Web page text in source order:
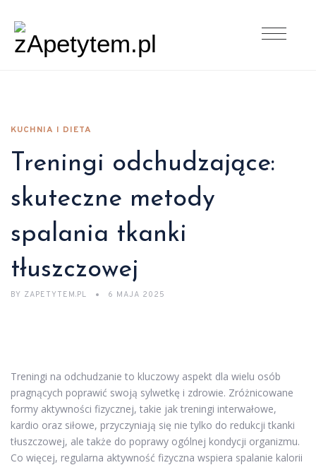
KUCHNIA I DIETA
Treningi odchudzające:
skuteczne metody
spalania tkanki
tłuszczowej
BY ZAPETYTEM.PL 6 MAJA 2025
Treningi na odchudzanie to kluczowy aspekt dla wielu osób
pragnących poprawić swoją sylwetkę i zdrowie. Zróżnicowane
formy aktywności fizycznej, takie jak treningi interwałowe,
kardio oraz siłowe, przyczyniają się nie tylko do redukcji tkanki
tłuszczowej, ale także do poprawy ogólnej kondycji organizmu.
Co więcej, regularna aktywność fizyczna wspiera spalanie kalorii